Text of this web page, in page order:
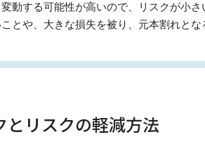
動する可能性が高いので、リスクが小
とや、大きな損失を被り、元本割れとな
とリスクの軽減方法